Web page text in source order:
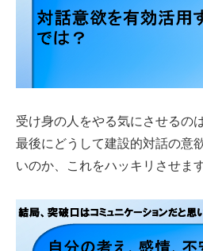
受け身の人をやる気にさせるの
最後にどうして建設的対話の意
いのか、これをハッキリさせます